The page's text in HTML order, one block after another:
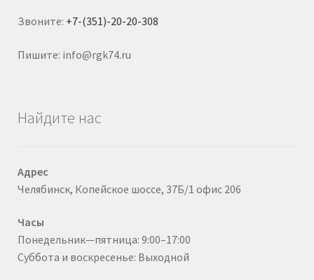
Звоните: +7-(351)-20-20-308
Пишите: info@rgk74.ru
Найдите нас
Адрес
Челябинск, Копейское шоссе, 37Б/1 офис 206
Часы
Понедельник—пятница: 9:00–17:00
Суббота и воскресенье: Выходной